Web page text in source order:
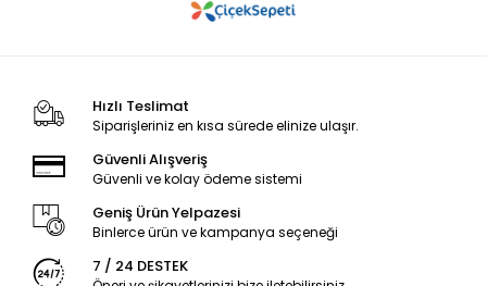
Hızlı Teslimat
Siparişleriniz en kısa sürede elinize ulaşır.
Güvenli Alışveriş
Güvenli ve kolay ödeme sistemi
Geniş Ürün Yelpazesi
Binlerce ürün ve kampanya seçeneği
7 / 24 DESTEK